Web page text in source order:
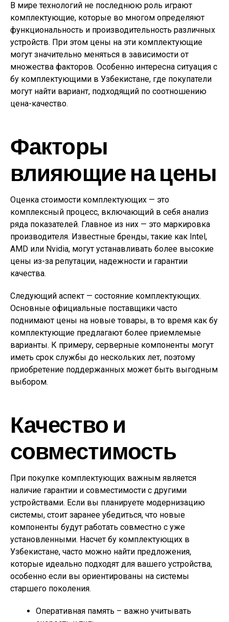
В мире технологий не последнюю роль играют
комплектующие, которые во многом определяют
функциональность и производительность различных
устройств. При этом цены на эти комплектующие
могут значительно меняться в зависимости от
множества факторов. Особенно интересна ситуация с
бу комплектующими в Узбекистане, где покупатели
могут найти вариант, подходящий по соотношению
цена-качество.
Факторы
влияющие на цены
Оценка стоимости комплектующих — это
комплексный процесс, включающий в себя анализ
ряда показателей. Главное из них — это маркировка
производителя. Известные бренды, такие как Intel,
AMD или Nvidia, могут устанавливать более высокие
цены из-за репутации, надежности и гарантии
качества.
Следующий аспект — состояние комплектующих.
Основные официальные поставщики часто
поднимают цены на новые товары, в то время как бу
комплектующие предлагают более приемлемые
варианты. К примеру, серверные компоненты могут
иметь срок службы до нескольких лет, поэтому
приобретение поддержанных может быть выгодным
выбором.
Качество и
совместимость
При покупке комплектующих важным является
наличие гарантии и совместимости с другими
устройствами. Если вы планируете модернизацию
системы, стоит заранее убедиться, что новые
компоненты будут работать совместно с уже
установленными. Насчет бу комплектующих в
Узбекистане, часто можно найти предложения,
которые идеально подходят для вашего устройства,
особенно если вы ориентированы на системы
старшего поколения.
Оперативная память – важно учитывать